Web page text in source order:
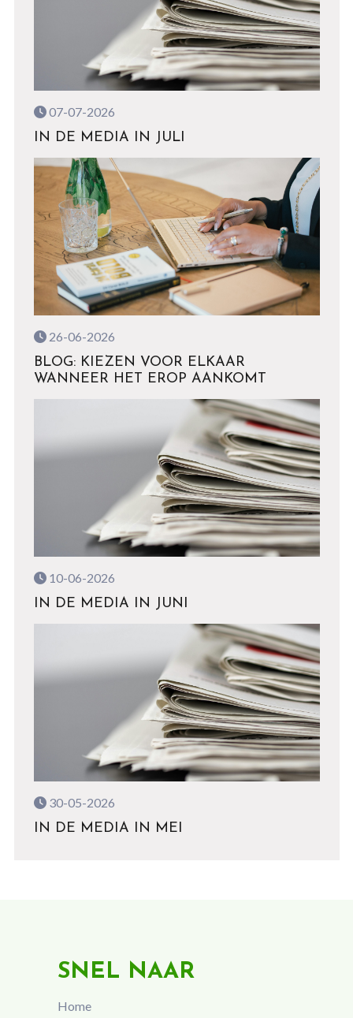
07-07-2026
IN DE MEDIA IN JULI
26-06-2026
BLOG: KIEZEN VOOR ELKAAR
WANNEER HET EROP AANKOMT
10-06-2026
IN DE MEDIA IN JUNI
30-05-2026
IN DE MEDIA IN MEI
SNEL NAAR
Home